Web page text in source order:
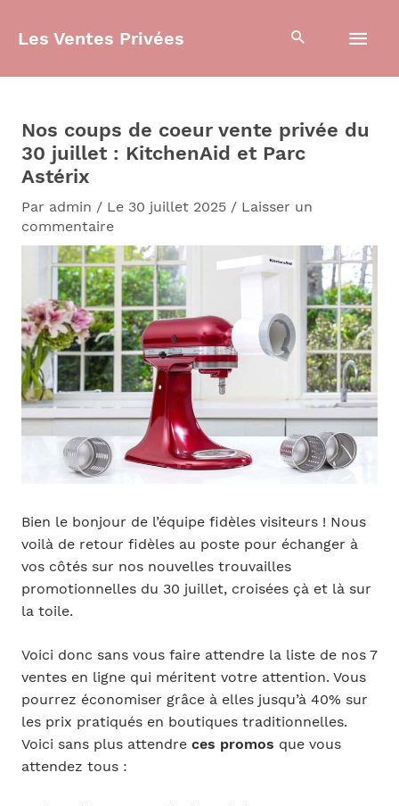
Les Ventes Privées
Nos coups de coeur vente privée du
30 juillet : KitchenAid et Parc
Astérix
Par admin / Le 30 juillet 2025 / Laisser un
commentaire
Bien le bonjour de l’équipe fidèles visiteurs ! Nous
voilà de retour fidèles au poste pour échanger à
vos côtés sur nos nouvelles trouvailles
promotionnelles du 30 juillet, croisées çà et là sur
la toile.
Voici donc sans vous faire attendre la liste de nos 7
ventes en ligne qui méritent votre attention. Vous
pourrez économiser grâce à elles jusqu’à 40% sur
les prix pratiqués en boutiques traditionnelles.
Voici sans plus attendre ces promos que vous
attendez tous :